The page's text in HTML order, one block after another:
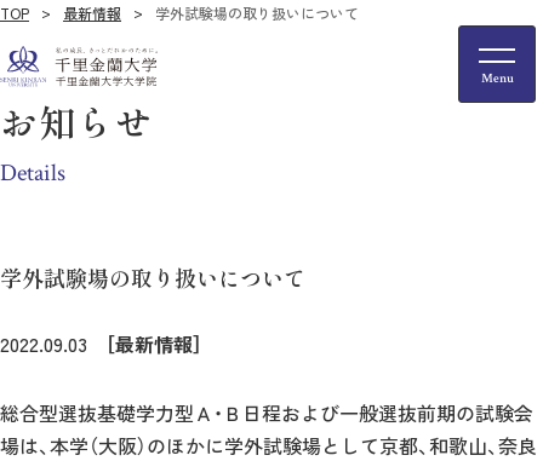
TOP 最新情報 学外試験場の取り扱いについて
お知らせ
Details
学外試験場の取り扱いについて
2022.09.03 ［最新情報］
総合型選抜基礎学力型Ａ・Ｂ日程および一般選抜前期の試験会
場は、本学（大阪）のほかに学外試験場として京都、和歌山、奈良